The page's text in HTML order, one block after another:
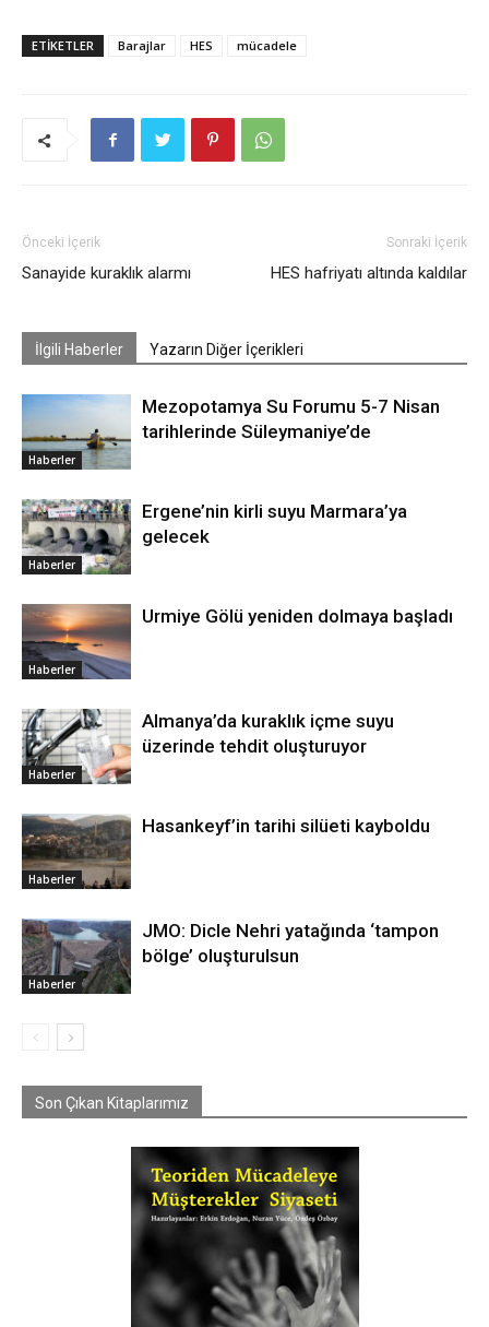
ETIKETLER Barajlar HES mücadele
Önceki İçerik
Sanayide kuraklık alarmı
Sonraki İçerik
HES hafriyatı altında kaldılar
İlgili Haberler Yazarın Diğer İçerikleri
Haberler
Mezopotamya Su Forumu 5-7 Nisan
tarihlerinde Süleymaniye’de
Haberler
Ergene’nin kirli suyu Marmara’ya
gelecek
Haberler
Urmiye Gölü yeniden dolmaya başladı
Haberler
Almanya’da kuraklık içme suyu
üzerinde tehdit oluşturuyor
Haberler
Hasankeyf’in tarihi silüeti kayboldu
Haberler
JMO: Dicle Nehri yatağında ‘tampon
bölge’ oluşturulsun
Son Çıkan Kitaplarımız